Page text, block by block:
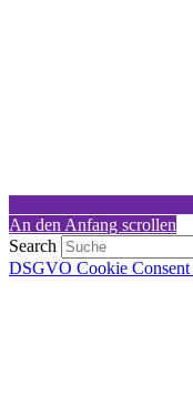
An den Anfang scrollen
Search
DSGVO Cookie